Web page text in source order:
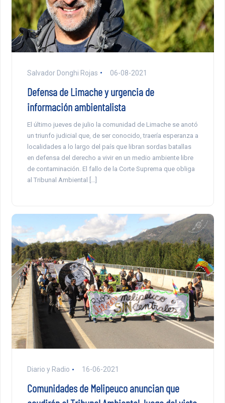
Salvador Donghi Rojas 06-08-2021
Defensa de Limache y urgencia de
información ambientalista
El último jueves de julio la comunidad de Limache se anotó
un triunfo judicial que, de ser conocido, traería esperanza a
localidades a lo largo del país que libran sordas batallas
en defensa del derecho a vivir en un medio ambiente libre
de contaminación. El fallo de la Corte Suprema que obliga
al Tribunal Ambiental […]
Diario y Radio 16-06-2021
Comunidades de Melipeuco anuncian que